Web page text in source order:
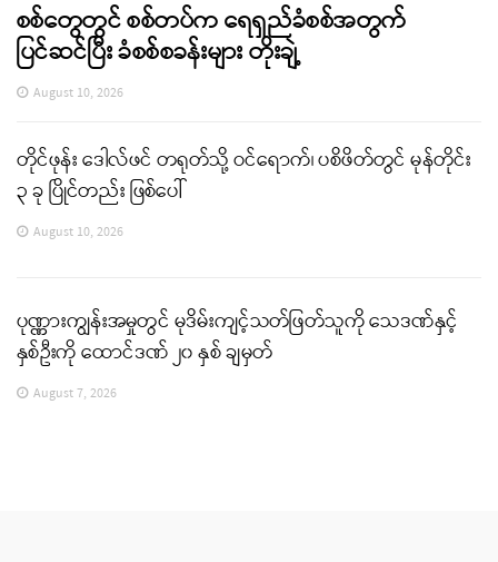
စစ်တွေတွင် စစ်တပ်က ရေရှည်ခံစစ်အတွက်
ပြင်ဆင်ပြီး ခံစစ်စခန်းများ တိုးချဲ့
August 10, 2026
တိုင်ဖုန်း ဒေါလ်ဖင် တရုတ်သို့ ဝင်ရောက်၊ ပစိဖိတ်တွင် မုန်တိုင်း
၃ ခု ပြိုင်တည်း ဖြစ်ပေါ်
August 10, 2026
ပုဏ္ဏားကျွန်းအမှုတွင် မုဒိမ်းကျင့်သတ်ဖြတ်သူကို သေဒဏ်နှင့်
နှစ်ဦးကို ထောင်ဒဏ် ၂၀ နှစ် ချမှတ်
August 7, 2026